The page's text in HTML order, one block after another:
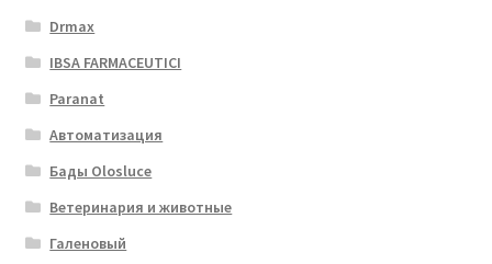
Drmax
IBSA FARMACEUTICI
Paranat
Автоматизация
Бады Olosluce
Ветеринария и животные
Галеновый